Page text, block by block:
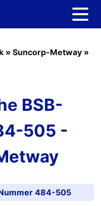
» Suncorp-Metway »
BSB-
505 -
484-505